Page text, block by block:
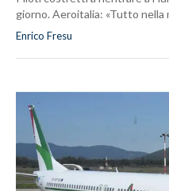
giorno. Aeroitalia: «Tutto nella
Enrico Fresu